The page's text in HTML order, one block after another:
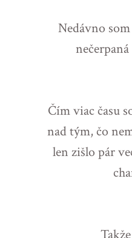
Nedávno
Čím viac času
nad tým, čo
len zišlo pár